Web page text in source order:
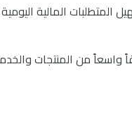
المالية
من المنتجات